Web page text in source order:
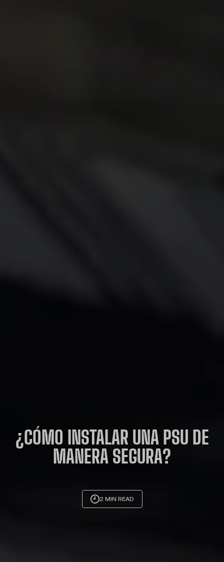
¿CÓMO INSTALAR UNA PSU DE
MANERA SEGURA?
2 MIN READ